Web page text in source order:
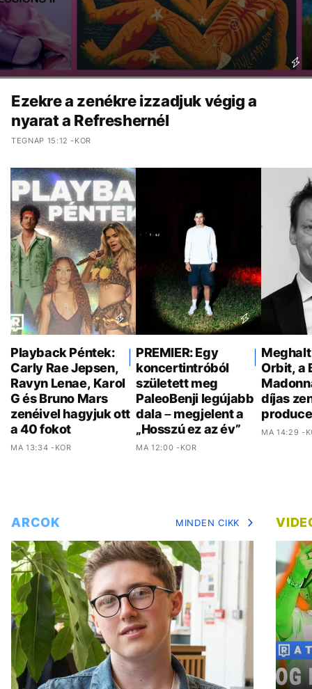
Ezekre a zenékre izzadjuk végig a
nyarat a Refreshernél
TEGNAP 15:12 -KOR
Playback Péntek:
Carly Rae Jepsen,
Ravyn Lenae, Karol
G és Bruno Mars
zenéivel hagyjuk ott
a 40 fokot
MA 13:34 -KOR
PREMIER: Egy
koncertintróból
született meg
PaleoBenji legújabb
dala – megjelent a
„Hosszú ez az év”
MA 12:00 -KOR
Orbit, a
díjas
MA 14:29 -
ARCOK MINDEN CIKK